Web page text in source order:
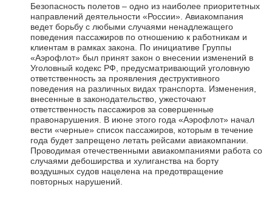
Безопасность полетов – одно из наиболее приоритетных
направлений деятельности «России». Авиакомпания
ведет борьбу с любыми случаями ненадлежащего
поведения пассажиров по отношению к работникам и
клиентам в рамках закона. По инициативе Группы
«Аэрофлот» был принят закон о внесении изменений в
Уголовный кодекс РФ, предусматривающий уголовную
ответственность за проявления деструктивного
поведения на различных видах транспорта. Изменения,
внесенные в законодательство, ужесточают
ответственность пассажиров за совершенные
правонарушения. В июне этого года «Аэрофлот» начал
вести «черные» список пассажиров, которым в течение
года будет запрещено летать рейсами авиакомпании.
Проводимая отечественными авиакомпаниями работа со
случаями дебоширства и хулиганства на борту
воздушных судов нацелена на предотвращение
повторных нарушений.